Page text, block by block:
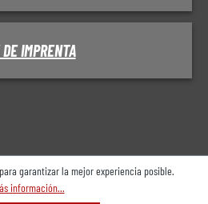
IMPRENTA
garantizar la mejor experiencia posible.
información...